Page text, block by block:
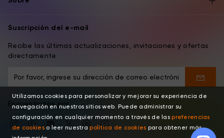
Suscripción del e-mail
Recibe las últimas actualizaciones, invitaciones y ofertas
directamente
Encuentranos por
Utilizamos cookies para personalizar y mejorar su experiencia de
navegación en nuestros sitios web. Puede administrar su
configuración en cualquier momento a través de laspreferencias
de cookieso leer nuestrapolítica de cookies para obtener más